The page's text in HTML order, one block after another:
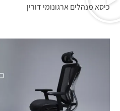
כיסא מנהלים ארגונומי דורין